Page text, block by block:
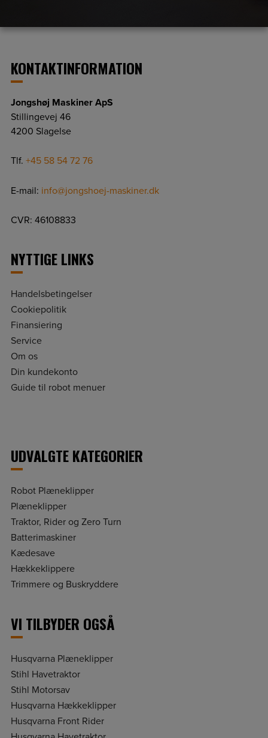
KONTAKTINFORMATION
Jongshøj Maskiner ApS
Stillingevej 46
4200 Slagelse
Tlf. +45 58 54 72 76
E-mail: info@jongshoej-maskiner.dk
CVR: 46108833
NYTTIGE LINKS
Handelsbetingelser
Cookiepolitik
Finansiering
Service
Om os
Din kundekonto
Guide til robot menuer
UDVALGTE KATEGORIER
Robot Plæneklipper
Plæneklipper
Traktor, Rider og Zero Turn
Batterimaskiner
Kædesave
Hækkeklippere
Trimmere og Buskryddere
VI TILBYDER OGSÅ
Husqvarna Plæneklipper
Stihl Havetraktor
Stihl Motorsav
Husqvarna Hækkeklipper
Husqvarna Front Rider